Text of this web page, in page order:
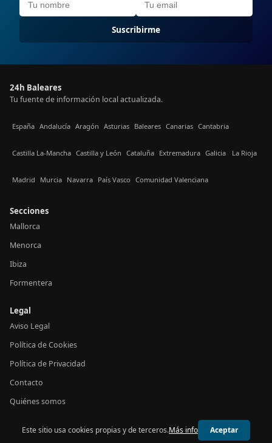
Suscribirme
24h Baleares
Tu fuente de información local actualizada.
España Andalucía Aragón Asturias Baleares Canarias Cantabria
Castilla La-Mancha Castilla y León Cataluña Extremadura Galicia La Rioja
Madrid Murcia Navarra País Vasco Comunidad Valenciana
Secciones
Mallorca
Menorca
Ibiza
Formentera
Legal
Aviso Legal
Política de Cookies
Política de Privacidad
Contacto
Quiénes somos
© 2026 24h Baleares
Este sitio usa cookies propias y de terceros.Más info Aceptar